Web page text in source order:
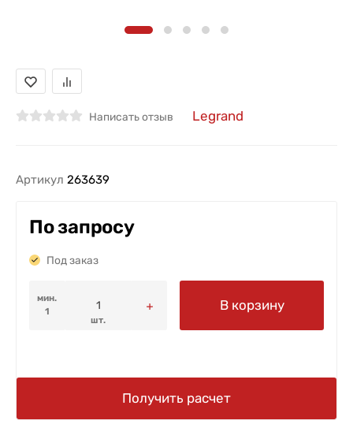
Написать отзыв Legrand
Артикул 263639
По запросу
Под заказ
мин.
1
шт.
В корзину
Получить расчет